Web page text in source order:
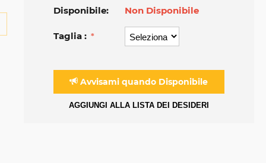
Disponibile: Non Disponibile
Taglia :
Avvisami quando Disponibile
AGGIUNGI ALLA LISTA DEI DESIDERI